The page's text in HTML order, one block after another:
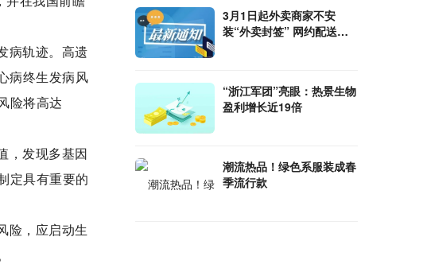
病轨迹。高遗
病终生发病风
险将高达
，发现多基因
定具有重要的
险，应启动生
3月1日起外卖商家不安
装“外卖封签” 网约配送员
“浙江军团”亮眼：热景生物
盈利增长近19倍
潮流热品！绿色系服装成春
季流行款